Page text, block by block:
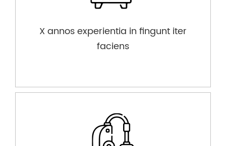
X annos experientia in fingunt iter
faciens